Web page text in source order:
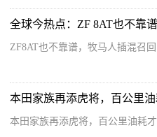
ZF8AT也不靠谱，牧马人插混召
本田家族再添虎将，百公里
本田家族再添虎将，百公里油耗